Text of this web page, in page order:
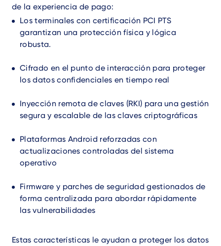
de la experiencia de pago:
Los terminales con certificación PCI PTS
garantizan una protección física y lógica
robusta.
Cifrado en el punto de interacción para proteger
los datos confidenciales en tiempo real
Inyección remota de claves (RKI) para una gestión
segura y escalable de las claves criptográficas
Plataformas Android reforzadas con
actualizaciones controladas del sistema
operativo
Firmware y parches de seguridad gestionados de
forma centralizada para abordar rápidamente
las vulnerabilidades
Estas características le ayudan a proteger los datos